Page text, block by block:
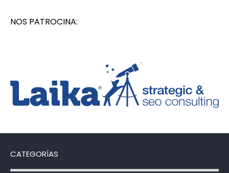
NOS PATROCINA:
CATEGORÍAS